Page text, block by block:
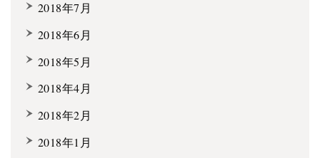
2018年7月
2018年6月
2018年5月
2018年4月
2018年2月
2018年1月